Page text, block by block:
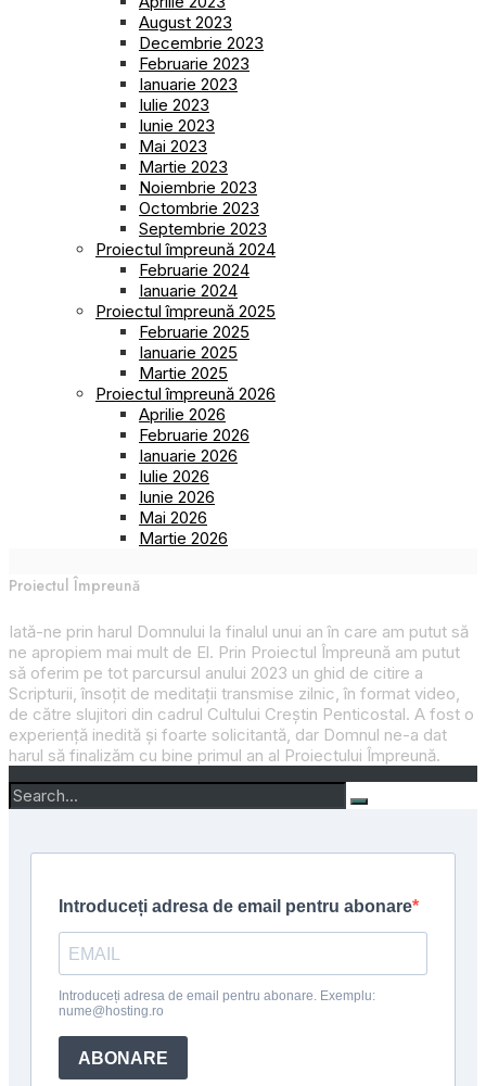
August 2023
Decembrie 2023
Februarie 2023
Ianuarie 2023
Iulie 2023
Iunie 2023
Mai 2023
Martie 2023
Noiembrie 2023
Octombrie 2023
Septembrie 2023
Proiectul împreună 2024
Februarie 2024
Ianuarie 2024
Proiectul împreună 2025
Februarie 2025
Ianuarie 2025
Martie 2025
Proiectul împreună 2026
Aprilie 2026
Februarie 2026
Ianuarie 2026
Iulie 2026
Iunie 2026
Mai 2026
Martie 2026
Proiectul Împreună
Iată-ne prin harul Domnului la finalul unui an în care am putut să
ne apropiem mai mult de El. Prin Proiectul Împreună am putut
să oferim pe tot parcursul anului 2023 un ghid de citire a
Scripturii, însoțit de meditații transmise zilnic, în format video,
de către slujitori din cadrul Cultului Creștin Penticostal. A fost o
experiență inedită și foarte solicitantă, dar Domnul ne-a dat
harul să finalizăm cu bine primul an al Proiectului Împreună.